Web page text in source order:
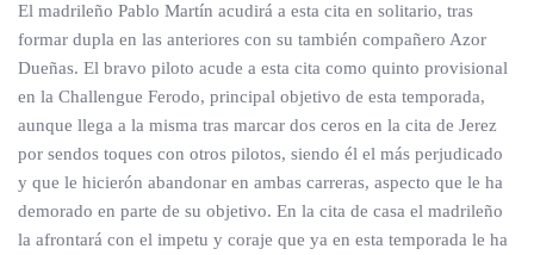
El madrileño Pablo Martín acudirá a esta cita en solitario, tras
formar dupla en las anteriores con su también compañero Azor
Dueñas. El bravo piloto acude a esta cita como quinto provisional
en la Challengue Ferodo, principal objetivo de esta temporada,
aunque llega a la misma tras marcar dos ceros en la cita de Jerez
por sendos toques con otros pilotos, siendo él el más perjudicado
y que le hicierón abandonar en ambas carreras, aspecto que le ha
demorado en parte de su objetivo. En la cita de casa el madrileño
la afrontará con el impetu y coraje que ya en esta temporada le ha